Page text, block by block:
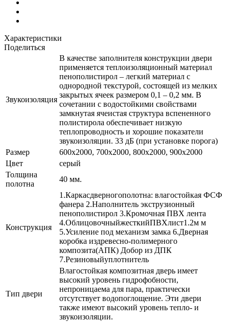
Характеристики
Поделиться
Звукоизоляция
В качестве заполнителя конструкции двери
применяется теплоизоляционный материал
пенополистирол – легкий материал с
однородной текстурой, состоящей из мелких
закрытых ячеек размером 0,1 – 0,2 мм. В
сочетании с водостойкими свойствами
замкнутая ячеистая структура вспененного
полистирола обеспечивает низкую
теплопроводность и хорошие показатели
звукоизоляции. 33 дБ (при установке порога)
Размер
600x2000, 700x2000, 800x2000, 900x2000
Цвет
серый
Толщина
полотна
40 мм.
Конструкция
1.Каркасдверногополотна: влагостойкая ФСФ
фанера 2.Наполнитель экструзионный
пенополистирол 3.Кромочная ПВХ лента
4.ОблицовочныйжесткийПВХлист1.2м м
5.Усиление под механизм замка 6.Дверная
коробка издревесно-полимерного
композита(АПК) Добор из ДПК
7.Резиновыйуплотнитель
Тип двери
Влагостойкая композитная дверь имеет
высокий уровень гидрофобности,
непроницаема для пара, практически
отсутствует водопоглощение. Эти двери
также имеют высокий уровень тепло- и
звукоизоляции.